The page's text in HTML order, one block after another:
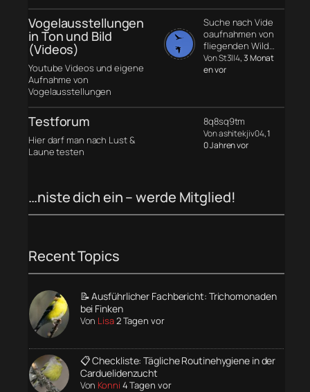
Vogelausstellungen
in Ton und Bild
(Videos)
Youtube Videos und eigene
Aufnahme von
Vogelausstellungen
Suche nach Vide
oaufnahmen von
fliegenden Wild…
Von St3ll4, 3 Monat
en vor
Testforum
Hier darf man nach Lust &
Laune testen
8q8sq9tm
Von ashitekjiv04, 1
0 Jahren vor
…niste dich ein – werde Mitglied!
Recent Topics
📝 Ausführlicher Fachbericht: Trichomonaden
bei Finken
Von Lisa2 Tagen vor
📋 Checkliste: Tägliche Routinehygiene in der
Carduelidenzucht
Von Konni 4 Tagen vor